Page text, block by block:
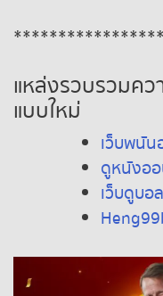
แหล่งรวบรวมค
แบบใหม่
เว็บพนัน
ดูหนังอ
เว็บดูบอ